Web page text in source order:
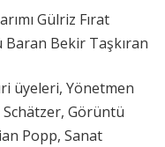
Gülriz Fırat
Bekir Taşkıran
üyeleri, Yönetmen
Görüntü
Popp, Sanat